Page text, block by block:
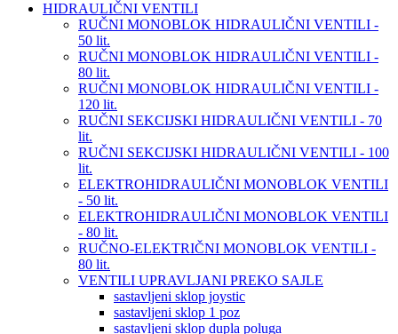
HIDRAULIČNI VENTILI
RUČNI MONOBLOK HIDRAULIČNI VENTILI -
50 lit.
RUČNI MONOBLOK HIDRAULIČNI VENTILI -
80 lit.
RUČNI MONOBLOK HIDRAULIČNI VENTILI -
120 lit.
RUČNI SEKCIJSKI HIDRAULIČNI VENTILI - 70
lit.
RUČNI SEKCIJSKI HIDRAULIČNI VENTILI - 100
lit.
ELEKTROHIDRAULIČNI MONOBLOK VENTILI
- 50 lit.
ELEKTROHIDRAULIČNI MONOBLOK VENTILI
- 80 lit.
RUČNO-ELEKTRIČNI MONOBLOK VENTILI -
80 lit.
VENTILI UPRAVLJANI PREKO SAJLE
sastavljeni sklop joystic
sastavljeni sklop 1 poz
sastavljeni sklop dupla poluga